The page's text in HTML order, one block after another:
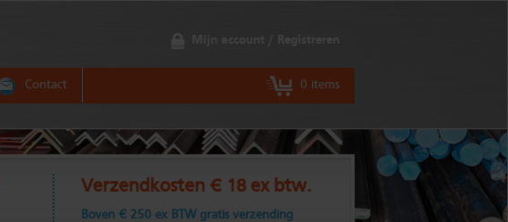
Mijn account / Registreren
Contact 0 items
Verzendkosten € 18 ex btw.
Boven € 250 ex BTW gratis verzending